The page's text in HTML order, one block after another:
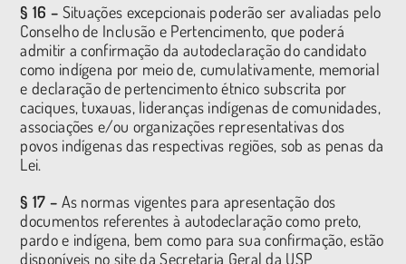
§ 16 – Situações excepcionais poderão ser avaliadas pelo
Conselho de Inclusão e Pertencimento, que poderá
admitir a confirmação da autodeclaração do candidato
como indígena por meio de, cumulativamente, memorial
e declaração de pertencimento étnico subscrita por
caciques, tuxauas, lideranças indígenas de comunidades,
associações e/ou organizações representativas dos
povos indígenas das respectivas regiões, sob as penas da
Lei.
§ 17 – As normas vigentes para apresentação dos
documentos referentes à autodeclaração como preto,
pardo e indígena, bem como para sua confirmação, estão
disponíveis no site da Secretaria Geral da USP